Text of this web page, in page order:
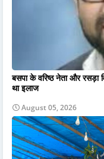
बसपा के वरिष्ठ नेता और रसड़ा
था इलाज
August 05, 2026